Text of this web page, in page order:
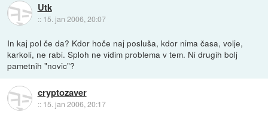
Utk
:: 15. jan 2006, 20:07
In kaj pol če da? Kdor hoče naj posluša, kdor nima časa, volje,
karkoli, ne rabi. Sploh ne vidim problema v tem. Ni drugih bolj
pametnih "novic"?
cryptozaver
:: 15. jan 2006, 20:17